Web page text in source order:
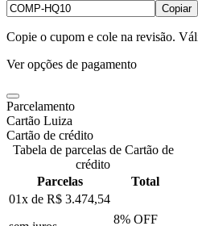
Copiar
Copie o cupom e cole na revisão.
Ver opções de pagamento
Parcelamento
Cartão Luiza
Cartão de crédito
Tabela de parcelas de Cartão de
crédito
Parcelas
Total
01x de R$ 3.474,54
8% OFF